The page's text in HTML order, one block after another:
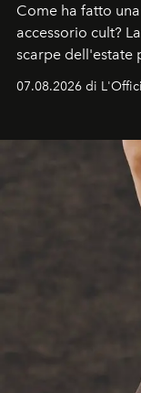
Come ha fatto
accessorio cult?
scarpe dell'estate
07.08.2026 di